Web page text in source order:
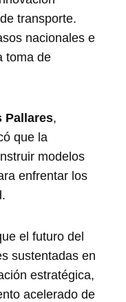
transporte.
nacionales e
toma de
Pallares,
que la
modelos
enfrentar los
el futuro del
sustentadas en
estratégica,
acelerado de